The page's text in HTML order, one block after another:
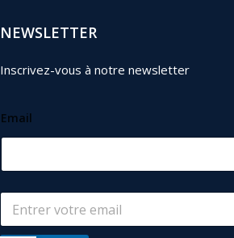
NEWSLETTER
Inscrivez-vous à notre newsletter
Email